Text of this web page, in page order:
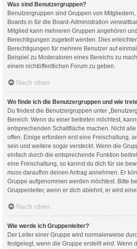
Was sind Benutzergruppen?
Benutzergruppen sind Gruppen von
Boards in für die Board-Administration
Mitglied kann mehreren Gruppen angehören
Berechtigungen zugeteilt werden. Dies
Berechtigungen für mehrere Benutzer auf
Beispiel zu Moderatoren eines Bereichs zu
einem nichtöffentlichen Forum zu geben.
Nach oben
Wo finde ich die Benutzergruppen und wie
Du findest die Benutzergruppen unter
Bereich. Wenn du einer beitreten möchtest,
entsprechenden Schaltfläche machen. Nicht
offen. Einige erfordern erst eine Freischaltung,
sein und weitere sogar versteckt. Wenn die
einfach durch die entsprechende Funktion
eine Freischaltung, so kannst du dich für sie
muss daraufhin deinen Antrag annehmen. Er
Gruppe aufgenommen werden möchtest. Bitte
Gruppenleiter, wenn er dich ablehnt, er wird
Nach oben
Wie werde ich Gruppenleiter?
Der Leiter einer Gruppe wird normalerweise
festgelegt, wenn die Gruppe erstellt wird. Wenn